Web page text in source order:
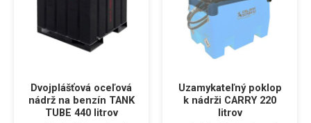
Dvojplášťová oceľová
nádrž na benzín TANK
TUBE 440 litrov
Uzamykateľný poklop
k nádrži CARRY 220
litrov